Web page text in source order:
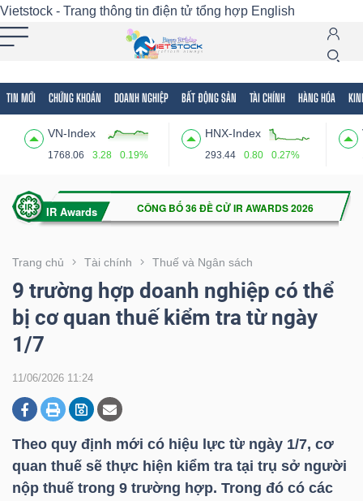
Vietstock - Trang thông tin điện tử tổng hợp English
TIN MỚI CHỨNG KHOÁN DOANH NGHIỆP BẤT ĐỘNG SẢN TÀI CHÍNH HÀNG HÓA
VN-Index
1768.06 3.28 0.19%
HNX-Index
293.44 0.80 0.27%
Trang chủ Tài chính Thuế và Ngân sách
9 trường hợp doanh nghiệp có thể
bị cơ quan thuế kiểm tra từ ngày
1/7
11/06/2026 11:24
Theo quy định mới có hiệu lực từ ngày 1/7, cơ
quan thuế sẽ thực hiện kiểm tra tại trụ sở người
nộp thuế trong 9 trường hợp. Trong đó có các
Tất cả Tính năng Ngành Mã chứng khoán
Tính
(-)
VIETSTOCK
CHỨNG
KHOÁN
DOANH
NGHIỆP